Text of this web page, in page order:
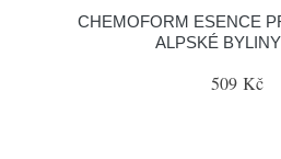
CHEMOFORM ESENCE
ALPSKÉ
509 Kč